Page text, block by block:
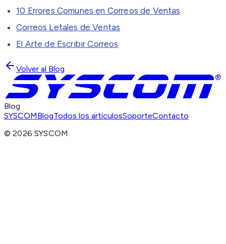
10 Errores Comunes en Correos de Ventas
Correos Letales de Ventas
El Arte de Escribir Correos
Volver al Blog
Blog
SYSCOMBlogTodos los artículosSoporteContacto
©2026 SYSCOM